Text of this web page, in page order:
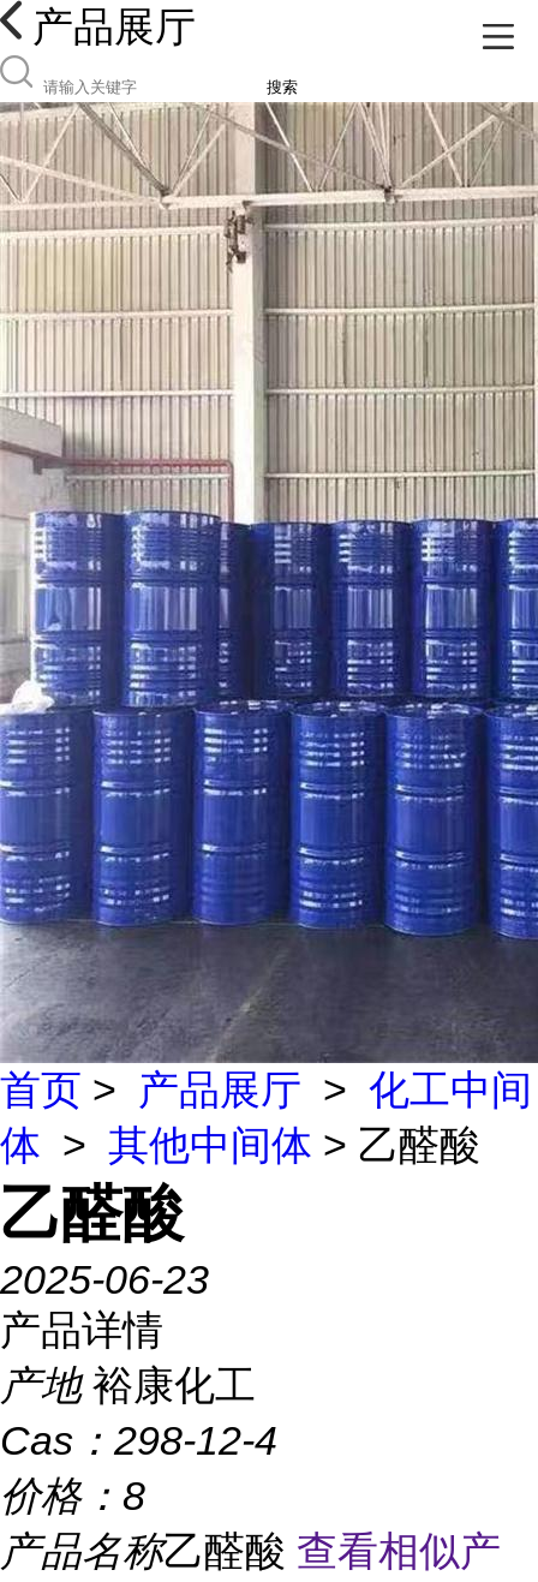
产品展厅
搜索
首页 > 产品展厅 > 化工中间
体 > 其他中间体 > 乙醛酸
乙醛酸
2025-06-23
产品详情
产地 裕康化工
Cas： 298-12-4
价格： 8
产品名称乙醛酸 查看相似产